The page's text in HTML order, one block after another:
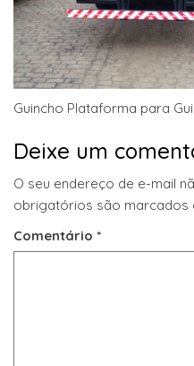
Guincho Plataforma para
Deixe um
O seu endereço de e-mail
obrigatórios são marcados
Comentário *